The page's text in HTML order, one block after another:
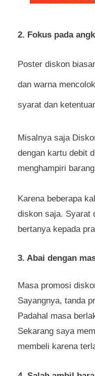
2. Fokus pada
Poster diskon
dan warna
syarat dan
Misalnya saja
dengan kartu debit
menghampiri
Karena beberapa
diskon saja. Syarat
bertanya kepada
3. Abai dengan
Masa promosi
Sayangnya, tanda
Padahal masa
Sekarang saya
membeli karena